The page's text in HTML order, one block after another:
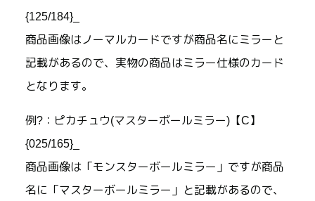
{125/184}_
商品画像はノーマルカードですが商品名にミラーと
記載があるので、実物の商品はミラー仕様のカード
となります。
例?：ピカチュウ(マスターボールミラー)【C】
{025/165}_
商品画像は「モンスターボールミラー」ですが商品
名に「マスターボールミラー」と記載があるので、